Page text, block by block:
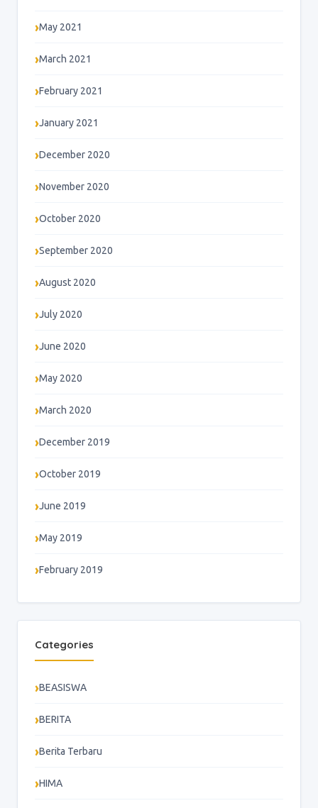
May 2021
March 2021
February 2021
January 2021
December 2020
November 2020
October 2020
September 2020
August 2020
July 2020
June 2020
May 2020
March 2020
December 2019
October 2019
June 2019
May 2019
February 2019
Categories
BEASISWA
BERITA
Berita Terbaru
HIMA